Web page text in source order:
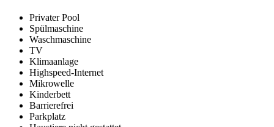
Privater Pool
Spülmaschine
Waschmaschine
TV
Klimaanlage
Highspeed-Internet
Mikrowelle
Kinderbett
Barrierefrei
Parkplatz